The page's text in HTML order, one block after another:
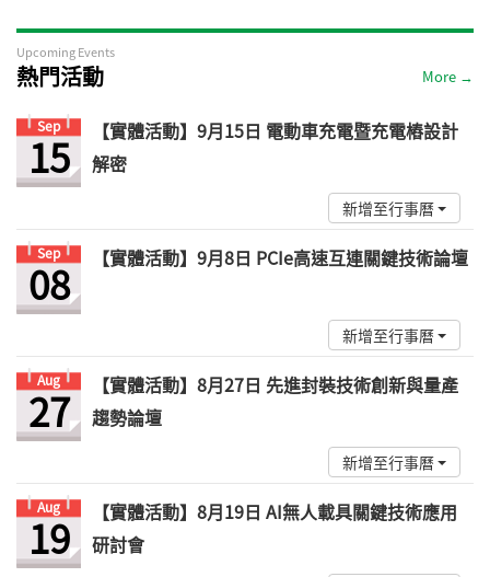
Upcoming Events
熱門活動 More →
Sep
15
【實體活動】9月15日 電動車充電暨充電樁設計
解密
新增至行事曆
Sep
08 【實體活動】9月8日 PCIe高速互連關鍵技術論壇
新增至行事曆
Aug
27
【實體活動】8月27日 先進封裝技術創新與量產
趨勢論壇
新增至行事曆
Aug
19
【實體活動】8月19日 AI無人載具關鍵技術應用
研討會